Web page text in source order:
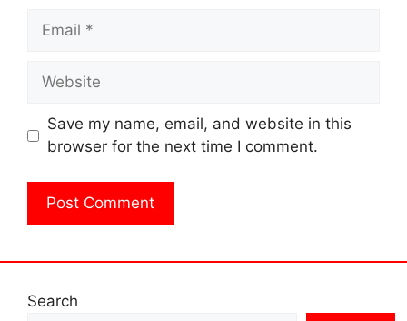
Email
Website
Save my name, email, and website in this
browser for the next time I comment.
Search